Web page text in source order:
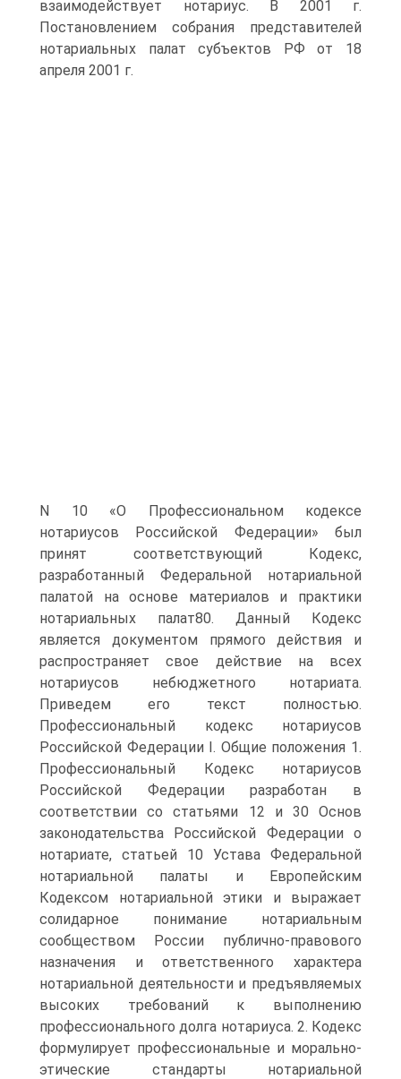
взаимодействует нотариус. В 2001 г.
Постановлением собрания представителей
нотариальных палат субъектов РФ от 18
апреля 2001 г.
N 10 «О Профессиональном кодексе
нотариусов Российской Федерации» был
принят соответствующий Кодекс,
разработанный Федеральной нотариальной
палатой на основе материалов и практики
нотариальных палат80. Данный Кодекс
является документом прямого действия и
распространяет свое действие на всех
нотариусов небюджетного нотариата.
Приведем его текст полностью.
Профессиональный кодекс нотариусов
Российской Федерации I. Общие положения 1.
Профессиональный Кодекс нотариусов
Российской Федерации разработан в
соответствии со статьями 12 и 30 Основ
законодательства Российской Федерации о
нотариате, статьей 10 Устава Федеральной
нотариальной палаты и Европейским
Кодексом нотариальной этики и выражает
солидарное понимание нотариальным
сообществом России публично-правового
назначения и ответственного характера
нотариальной деятельности и предъявляемых
высоких требований к выполнению
профессионального долга нотариуса. 2. Кодекс
формулирует профессиональные и морально-
этические стандарты нотариальной